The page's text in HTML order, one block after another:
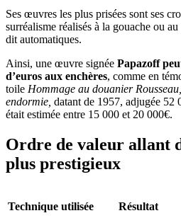
Ses œuvres les plus prisées sont ses
surréalisme réalisés à la gouache ou
dit automatiques.
Ainsi, une œuvre signée Papazoff
d’euros aux enchères, comme en
toile Hommage au douanier
endormie, datant de 1957, adjugée 52
était estimée entre 15 000 et 20 000€.
Ordre de valeur allant
plus prestigieux
Technique utilisée Résultat